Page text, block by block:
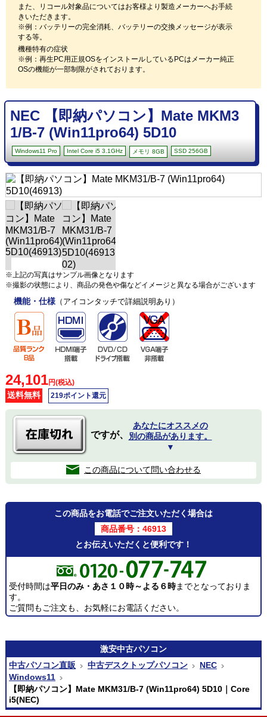
また、リコール対象品についてはお客様より製造メーカーへお手続
きいただきます。
※例：バッテリーの完全消耗、バッテリーの交換メッセージが表示
する等。
機種特有の症状
※例：再生PC用正規OSをインストールしているPCはメーカー純正
OSの機能が一部制限がされております。
NEC 【即納パソコン】Mate MKM3
1/B-7 (Win11pro64) 5D10
Windows11 Pro Intel Core i5 3.1GHz メモリ 8GB SSD 256GB
※上記の写真はサンプル画像となります
※撮影の状態により、商品の発色や傷などイメージと異なる場合がございます
機能・仕様（アイコンタッチで詳細説明あり）
24,101円(税込)
送料無料 219ポイント還元
ですが、
あなたにオススメの
別の商品があります。
▼
この商品について問い合わせる
この商品をお電話でご注文いただく場合は
商品番号：46913
とお伝えいただくと便利です！
受付時間は平日のみ・あさ１０時～よる６時までとなっておりま
す。
ご質問もご注文も、お気軽にお電話ください。
激安中古パソコン
中古パソコン直販
中古デスクトップパソコン
NEC
Windows11
【即納パソコン】Mate MKM31/B-7 (Win11pro64) 5D10｜Core
i5(NEC)